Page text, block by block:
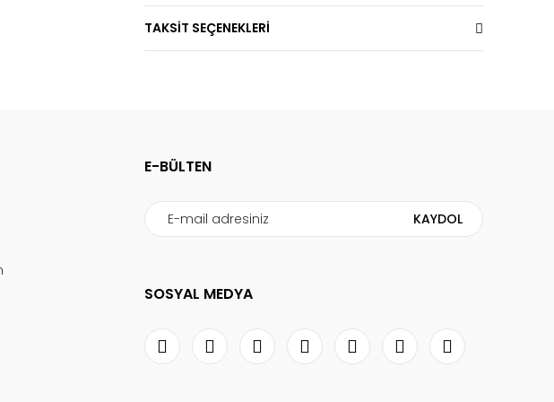
TAKSİT SEÇENEKLERİ
E-BÜLTEN
KAYDOL
SOSYAL MEDYA